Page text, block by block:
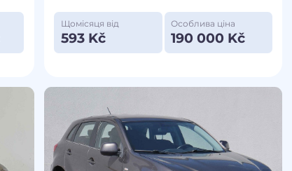
Щомісяця від
593 Kč
Особлива ціна
190 000 Kč